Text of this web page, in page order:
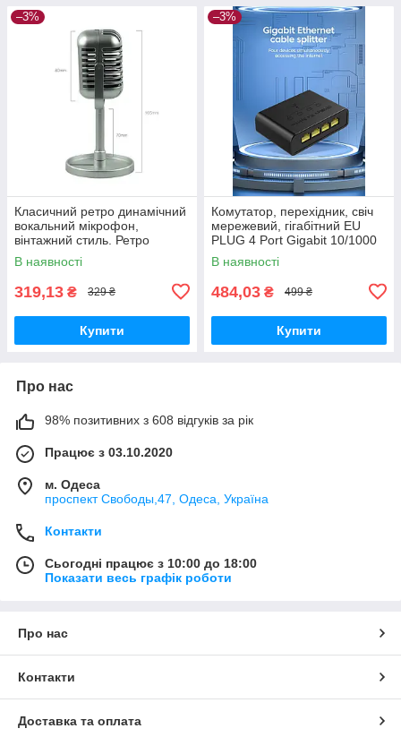
–3%
Класичний ретро динамічний
вокальний мікрофон,
вінтажний стиль. Ретро
серебро
В наявності
319,13 ₴ 329 ₴
Купити
–3%
Комутатор, перехідник, свіч
мережевий, гігабітний EU
PLUG 4 Port Gigabit 10/1000
Мбіт/с Mini Ethernet Швидкий
мережевий комутатор
В наявності
484,03 ₴ 499 ₴
Купити
Про нас
98% позитивних з 608 відгуків за рік
Працює з 03.10.2020
м. Одеса
проспект Свободы,47, Одеса, Україна
Контакти
Сьогодні працює з 10:00 до 18:00
Показати весь графік роботи
Про нас
Контакти
Доставка та оплата